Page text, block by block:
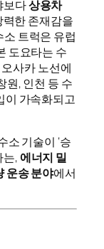
보다상용차
한 존재감을
트럭은 유럽
도요타는 수
오사카 노선에
원, 인천 등 수
이 가속화되고
소 기술이 ‘승
는, 에너지 밀
운송 분야에서